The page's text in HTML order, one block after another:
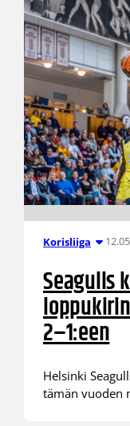
Korisliiga
Seagulls
2–1:een
Helsinki
tämän vuoden